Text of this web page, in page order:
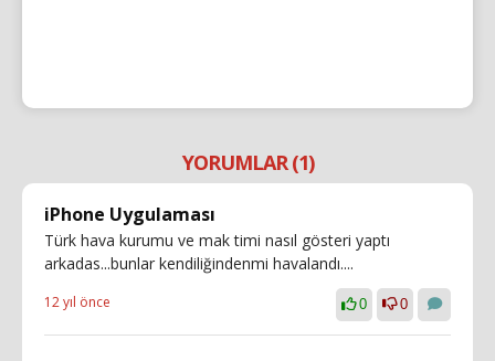
YORUMLAR (1)
iPhone Uygulaması
Türk hava kurumu ve mak timi nasıl gösteri yaptı
arkadas...bunlar kendiliğindenmi havalandı....
12 yıl önce 0 0